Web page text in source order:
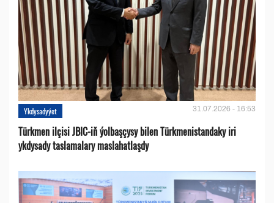
Ykdysadyýet 31.07.2026 - 16:53
Türkmen ilçisi JBIC-iň ýolbaşçysy bilen Türkmenistandaky iri
ykdysady taslamalary maslahatlaşdy